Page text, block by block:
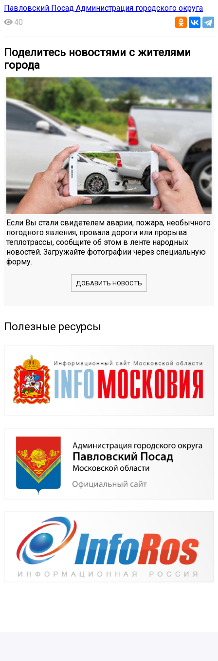
Павловский Посад Администрация городского округа
40
Поделитесь новостями с жителями
города
Если Вы стали свидетелем аварии, пожара, необычного
погодного явления, провала дороги или прорыва
теплотрассы, сообщите об этом в ленте народных
новостей. Загружайте фотографии через специальную
форму.
ДОБАВИТЬ НОВОСТЬ
Полезные ресурсы